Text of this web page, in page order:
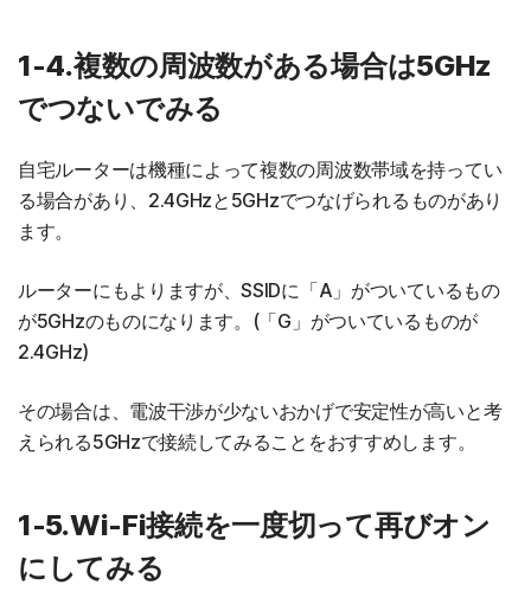
1-4.複数の周波数がある場合は5GHz
でつないでみる
自宅ルーターは機種によって複数の周波数帯域を持ってい
る場合があり、2.4GHzと5GHzでつなげられるものがあり
ます。
ルーターにもよりますが、SSIDに「A」がついているもの
が5GHzのものになります。(「G」がついているものが
2.4GHz)
その場合は、電波干渉が少ないおかげで安定性が高いと考
えられる5GHzで接続してみることをおすすめします。
1-5.Wi-Fi接続を一度切って再びオン
にしてみる